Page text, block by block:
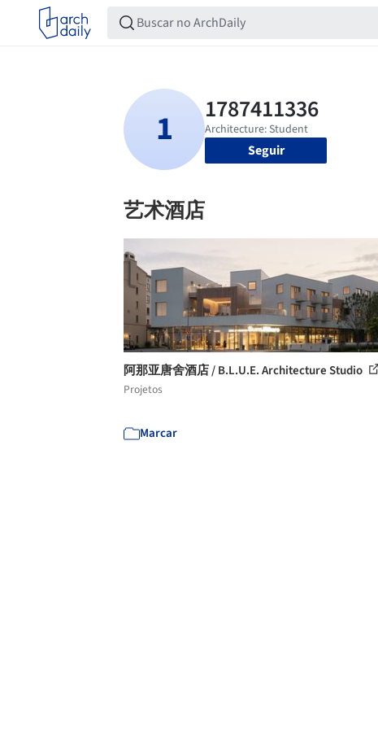
Seguir
艺术酒店
阿那亚唐舍酒店 / B.L.U.E. Architecture Studio
Projetos
Marcar